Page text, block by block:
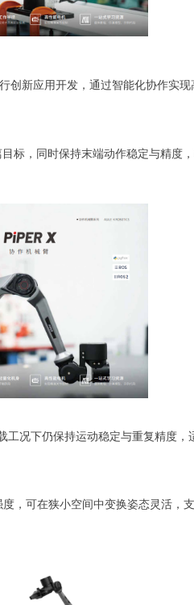
创新应用开发，通过智能化协作实
标，同时保持末端动作稳定与精度
工况下仍保持运动稳定与重复精度，
，可在狭小空间中变换姿态灵活，支